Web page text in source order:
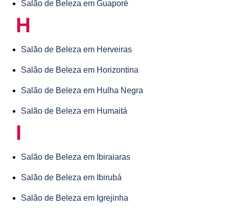
Salão de Beleza em Guaporé
H
Salão de Beleza em Herveiras
Salão de Beleza em Horizontina
Salão de Beleza em Hulha Negra
Salão de Beleza em Humaitá
I
Salão de Beleza em Ibiraiaras
Salão de Beleza em Ibirubá
Salão de Beleza em Igrejinha